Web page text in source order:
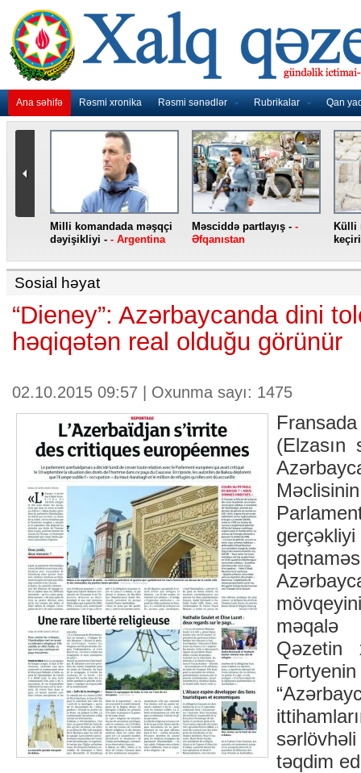
Ana səhifə Rəsmi xronika Rəsmi sənədlər Rubrikalar Qan
Külli miqdarda heroin ələ
keçirilib -- Türkiyə
Jirinovski qarət edilib -
-
Rusiya
Sosial həyat
“Dieney”: Azərbaycanda dini
həqiqətən real olduğu görünür
02.10.2015 09:57 | Oxunma sayı: 1475
(Elzasın
məqalə
Qəzetin
Fortyenin
təqdim